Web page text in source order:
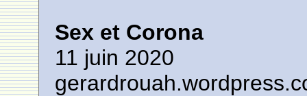
Sex et Corona
11 juin 2020